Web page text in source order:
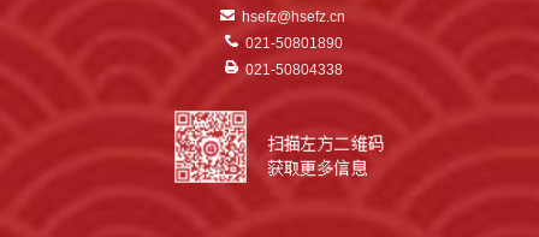
hsefz@hsefz.cn
021-50801890
021-50804338